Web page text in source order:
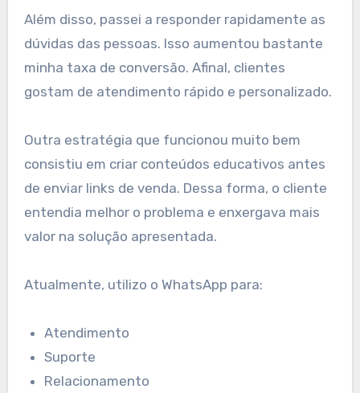
Além disso, passei a responder rapidamente as
dúvidas das pessoas. Isso aumentou bastante
minha taxa de conversão. Afinal, clientes
gostam de atendimento rápido e personalizado.
Outra estratégia que funcionou muito bem
consistiu em criar conteúdos educativos antes
de enviar links de venda. Dessa forma, o cliente
entendia melhor o problema e enxergava mais
valor na solução apresentada.
Atualmente, utilizo o WhatsApp para:
Atendimento
Suporte
Relacionamento